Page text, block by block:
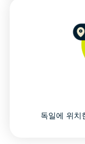
How to get a
Why use a VPN in
독일에 위치